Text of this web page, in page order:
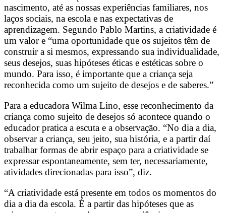
nascimento, até as nossas experiências familiares, nos
laços sociais, na escola e nas expectativas de
aprendizagem. Segundo Pablo Martins, a criatividade é
um valor e “uma oportunidade que os sujeitos têm de
construir a si mesmos, expressando sua individualidade,
seus desejos, suas hipóteses éticas e estéticas sobre o
mundo. Para isso, é importante que a criança seja
reconhecida como um sujeito de desejos e de saberes.”
Para a educadora Wilma Lino, esse reconhecimento da
criança como sujeito de desejos só acontece quando o
educador pratica a escuta e a observação. “No dia a dia,
observar a criança, seu jeito, sua história, e a partir daí
trabalhar formas de abrir espaço para a criatividade se
expressar espontaneamente, sem ter, necessariamente,
atividades direcionadas para isso”, diz.
“A criatividade está presente em todos os momentos do
dia a dia da escola. É a partir das hipóteses que as